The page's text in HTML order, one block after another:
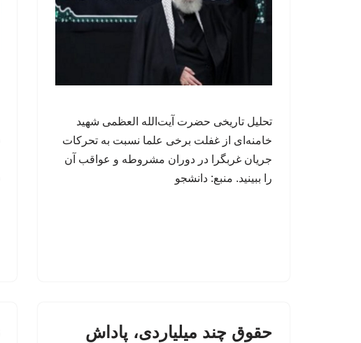
تحلیل تاریخی حضرت آیت‌الله العظمی شهید
خامنه‌ای از غفلت برخی علما نسبت به تحرکات
جریان غربگرا در دوران مشروطه و عواقب آن
را ببینید. منبع: دانشجو
حقوق چند میلیاردی، پاداش